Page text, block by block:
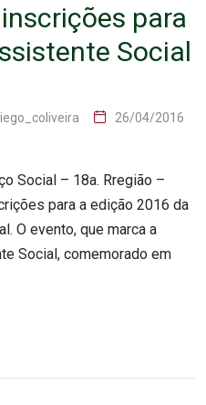
para
Social
26/04/2016
Social – 18a. Rregião –
para a edição 2016 da
O evento, que marca a
Social, comemorado em